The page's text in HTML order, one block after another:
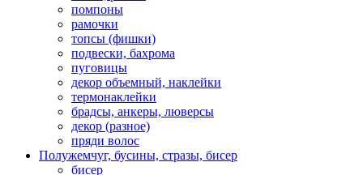
помпоны
рамочки
топсы (фишки)
подвески, бахрома
пуговицы
декор объемный, наклейки
термонаклейки
брадсы, анкеры, люверсы
декор (разное)
пряди волос
Полужемчуг, бусины, стразы, бисер
бисер